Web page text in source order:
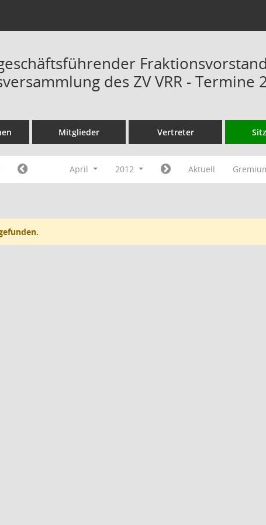
des ZV VRR - Termine
Mitglieder Vertreter
April 2012 Aktuell